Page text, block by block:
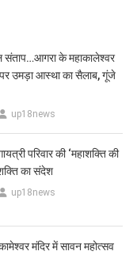
संताप…आगरा के महाकालेश्वर
पर उमड़ा आस्था का सैलाब, गूंजे
up18news
परिवार की ‘महाशक्ति की
का संदेश
up18news
मंदिर में सावन महोत्सव